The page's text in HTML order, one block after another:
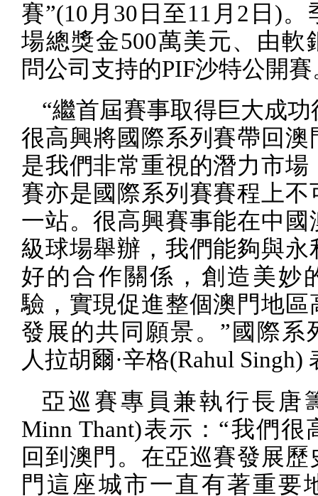
賽”(10 月 30 日至11 月 2 日 )。
場總獎金500萬美元、由軟
問公司支持的PIF沙特公開賽
“繼首屆賽事取得巨大成
很高興將國際系列賽帶回澳
是我們非常重視的潛力市場
賽亦是國際系列賽賽程上不
一站。很高興賽事能在中國
級球場舉辦，我們能夠與永
好的合作關係，創造美妙
驗，實現促進整個澳門地區
發展的共同願景。”國際系
人拉胡爾·辛格(Rahul Singh)
亞巡賽專員兼執行長唐
Minn Thant)表示：“我們很
回到澳門。在亞巡賽發展歷
門這座城市一直有著重要